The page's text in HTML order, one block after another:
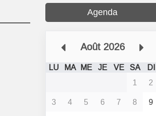
Agenda
Août 2026
LU MA ME JE VE SA
DI
1
2
3
4 5 6 7 8
9